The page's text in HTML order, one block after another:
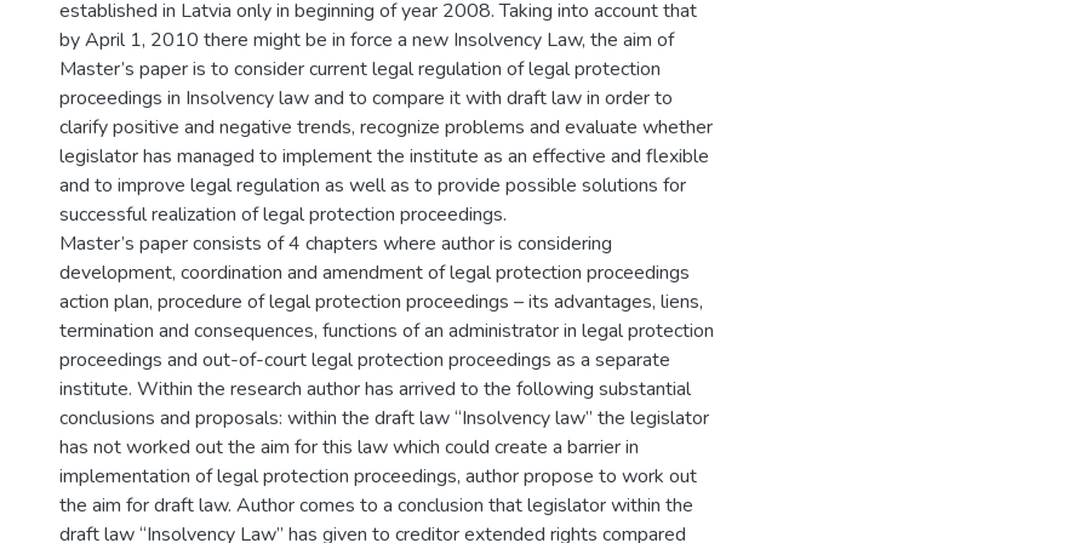
established in Latvia only in beginning of year 2008. Taking into account that
by April 1, 2010 there might be in force a new Insolvency Law, the aim of
Master’s paper is to consider current legal regulation of legal protection
proceedings in Insolvency law and to compare it with draft law in order to
clarify positive and negative trends, recognize problems and evaluate whether
legislator has managed to implement the institute as an effective and flexible
and to improve legal regulation as well as to provide possible solutions for
successful realization of legal protection proceedings.
Master’s paper consists of 4 chapters where author is considering
development, coordination and amendment of legal protection proceedings
action plan, procedure of legal protection proceedings – its advantages, liens,
termination and consequences, functions of an administrator in legal protection
proceedings and out-of-court legal protection proceedings as a separate
institute. Within the research author has arrived to the following substantial
conclusions and proposals: within the draft law “Insolvency law” the legislator
has not worked out the aim for this law which could create a barrier in
implementation of legal protection proceedings, author propose to work out
the aim for draft law. Author comes to a conclusion that legislator within the
draft law “Insolvency Law” has given to creditor extended rights compared